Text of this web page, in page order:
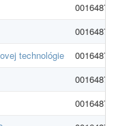
00164879
00164879
technológie
00164879
00164879
00164879